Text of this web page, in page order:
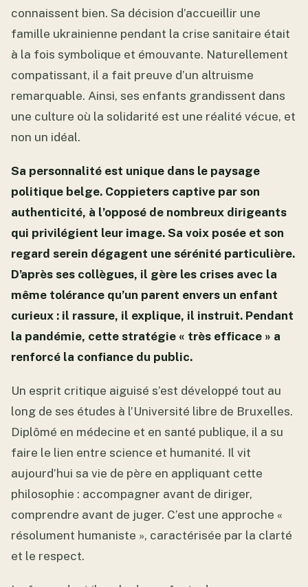
connaissent bien. Sa décision d’accueillir une
famille ukrainienne pendant la crise sanitaire était
à la fois symbolique et émouvante. Naturellement
compatissant, il a fait preuve d’un altruisme
remarquable. Ainsi, ses enfants grandissent dans
une culture où la solidarité est une réalité vécue, et
non un idéal.
Sa personnalité est unique dans le paysage
politique belge. Coppieters captive par son
authenticité, à l’opposé de nombreux dirigeants
qui privilégient leur image. Sa voix posée et son
regard serein dégagent une sérénité particulière.
D’après ses collègues, il gère les crises avec la
même tolérance qu’un parent envers un enfant
curieux : il rassure, il explique, il instruit. Pendant
la pandémie, cette stratégie « très efficace » a
renforcé la confiance du public.
Un esprit critique aiguisé s’est développé tout au
long de ses études à l’Université libre de Bruxelles.
Diplômé en médecine et en santé publique, il a su
faire le lien entre science et humanité. Il vit
aujourd’hui sa vie de père en appliquant cette
philosophie : accompagner avant de diriger,
comprendre avant de juger. C’est une approche «
résolument humaniste », caractérisée par la clarté
et le respect.